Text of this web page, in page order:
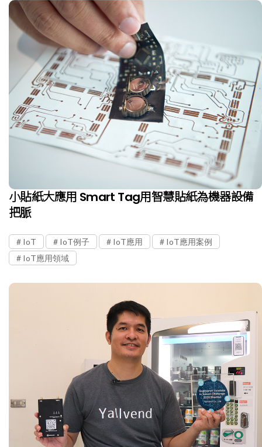
小貼紙大應用 Smart Tag用智慧貼紙為機器設備
把脈
IoT IoT例子 IoT應用
IoT應用案例
IoT應用領域